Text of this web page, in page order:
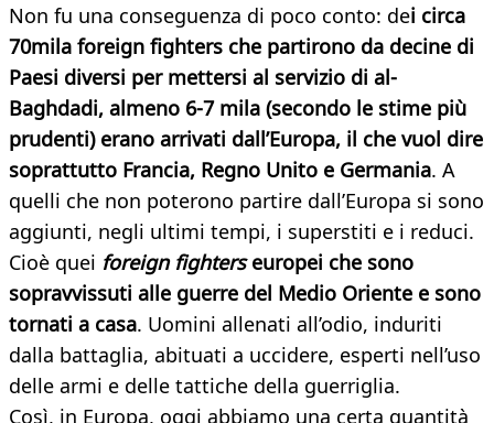
Non fu una conseguenza di poco conto: dei circa
70mila foreign fighters che partirono da decine di
Paesi diversi per mettersi al servizio di al-
Baghdadi, almeno 6-7 mila (secondo le stime più
prudenti) erano arrivati dall’Europa, il che vuol dire
soprattutto Francia, Regno Unito e Germania. A
quelli che non poterono partire dall’Europa si sono
aggiunti, negli ultimi tempi, i superstiti e i reduci.
Cioè quei foreign fighterseuropei che sono
sopravvissuti alle guerre del Medio Oriente e sono
tornati a casa. Uomini allenati all’odio, induriti
dalla battaglia, abituati a uccidere, esperti nell’uso
delle armi e delle tattiche della guerriglia.
Così, in Europa, oggi abbiamo una certa quantità